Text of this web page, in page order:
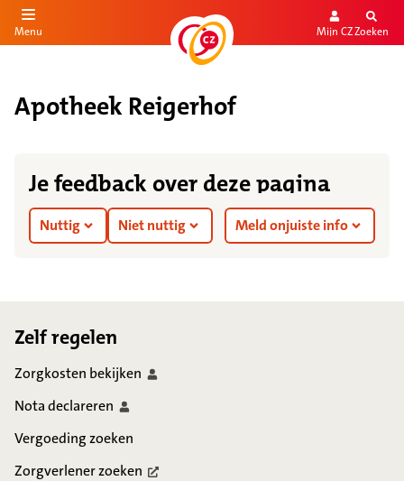
de inhoud
Menu Mijn CZZoeken
Apotheek Reigerhof
Je feedback over deze pagina
Nuttig Niet nuttig Meld onjuiste info
Zelf regelen
Zorgkosten bekijken
Notadeclareren
Vergoeding zoeken
Zorgverlenerzoeken